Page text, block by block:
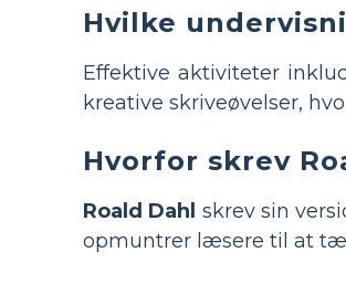
Hvilke
Effektive aktiviteter
kreative skriveøvelser,
Hvorfor skrev
Roald Dahl skrev sin
opmuntrer læsere til at